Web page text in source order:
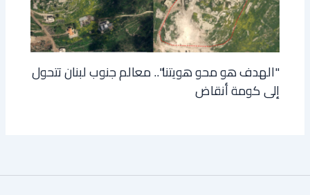
"الهدف هو محو هويتنا".. معالم جنوب لبنان تتحول
إلى كومة أنقاض